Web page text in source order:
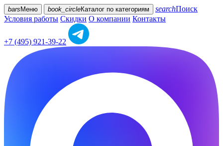
bars Меню book_circleКаталог по категориям searchПоиск
Условия работы Скидки О компании Контакты
+7 (495) 921-39-22